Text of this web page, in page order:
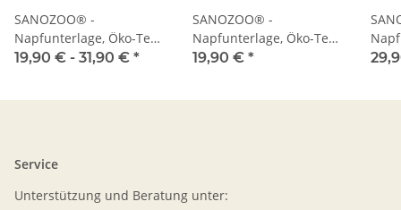
SANOZOO® -
Napfunterlage, Öko-Tex,
Blatt
19,90 € - 31,90 € *
SANOZOO® -
Napfunterlage, Öko-Tex,
Tropfen
19,90 € *
Herz
Service
Unterstützung und Beratung unter: